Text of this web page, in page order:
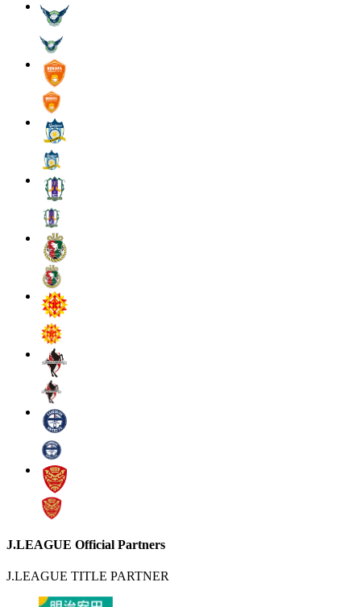
J.LEAGUE Official Partners
J.LEAGUE TITLE PARTNER